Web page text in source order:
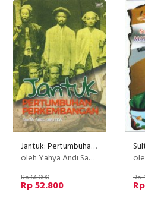
Jantuk: Pertumbuhan dan Perkembangan
oleh Yahya Andi Saputra
Rp 66.000
Rp 52.800
Rp